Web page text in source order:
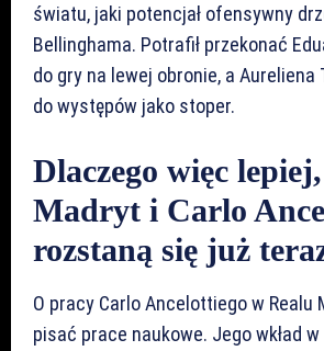
światu, jaki potencjał ofensywny
Bellinghama. Potrafił przekonać
do gry na lewej obronie, a Aureliena
do występów jako stoper.
Dlaczego więc
Madryt i Carlo
rozstaną się już
O pracy Carlo Ancelottiego w Realu
pisać prace naukowe. Jego wkład